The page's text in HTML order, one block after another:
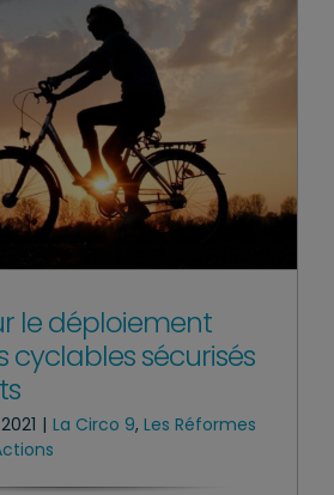
le déploiement
cyclables sécurisés
| La Circo 9, Les Réformes